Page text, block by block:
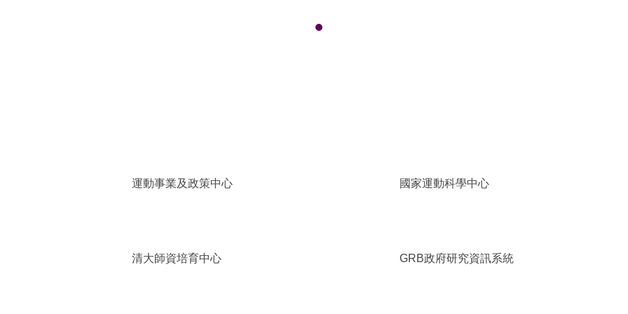
運動事業及政策中心 國家運動科學中心
清大師資培育中心 GRB政府研究資訊系統